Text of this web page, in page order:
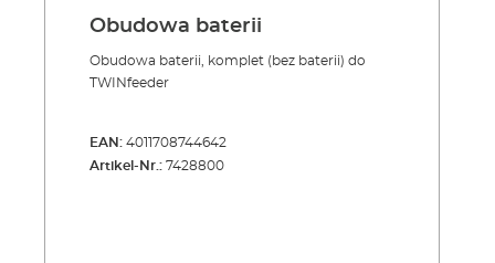
Obudowa baterii
Obudowa baterii, komplet (bez baterii) do
TWINfeeder
EAN: 4011708744642
Artikel-Nr.: 7428800